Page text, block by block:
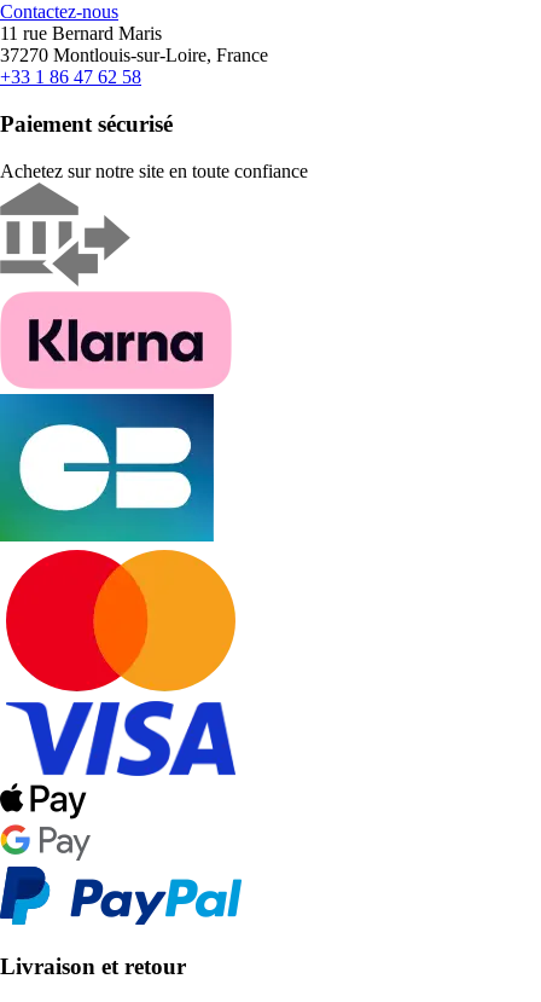
Contactez-nous
11 rue Bernard Maris
37270 Montlouis-sur-Loire, France
+33 1 86 47 62 58
Paiement sécurisé
Achetez sur notre site en toute confiance
Livraison et retour